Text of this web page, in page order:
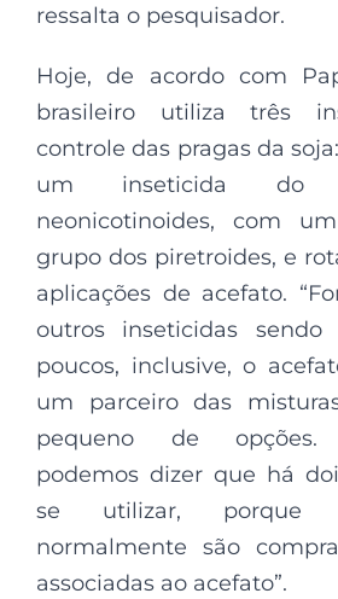
ressalta o pesquisador.
Hoje, de acordo com
brasileiro utiliza três
controle das pragas da
um inseticida do
neonicotinoides, com
grupo dos piretroides, e
aplicações de acefato.
outros inseticidas sendo
poucos, inclusive, o
um parceiro das
pequeno de opções.
podemos dizer que há
se utilizar, porque
normalmente são
associadas ao acefato”.